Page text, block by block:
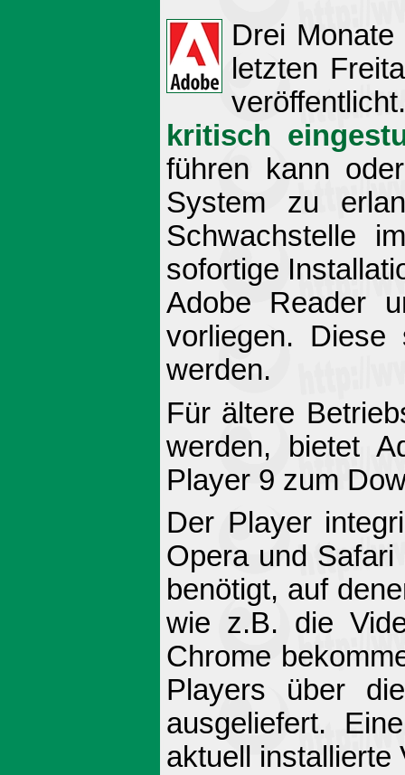
Drei
letzten
kritisch
führen kann
System zu
Schwachstelle
sofortige
Adobe Reader
vorliegen.
werden.
Für ältere
werden, bietet
Player 9 zum
Der Player
Opera und
benötigt, auf
wie z.B. die
Chrome
Players über
ausgeliefert.
aktuell